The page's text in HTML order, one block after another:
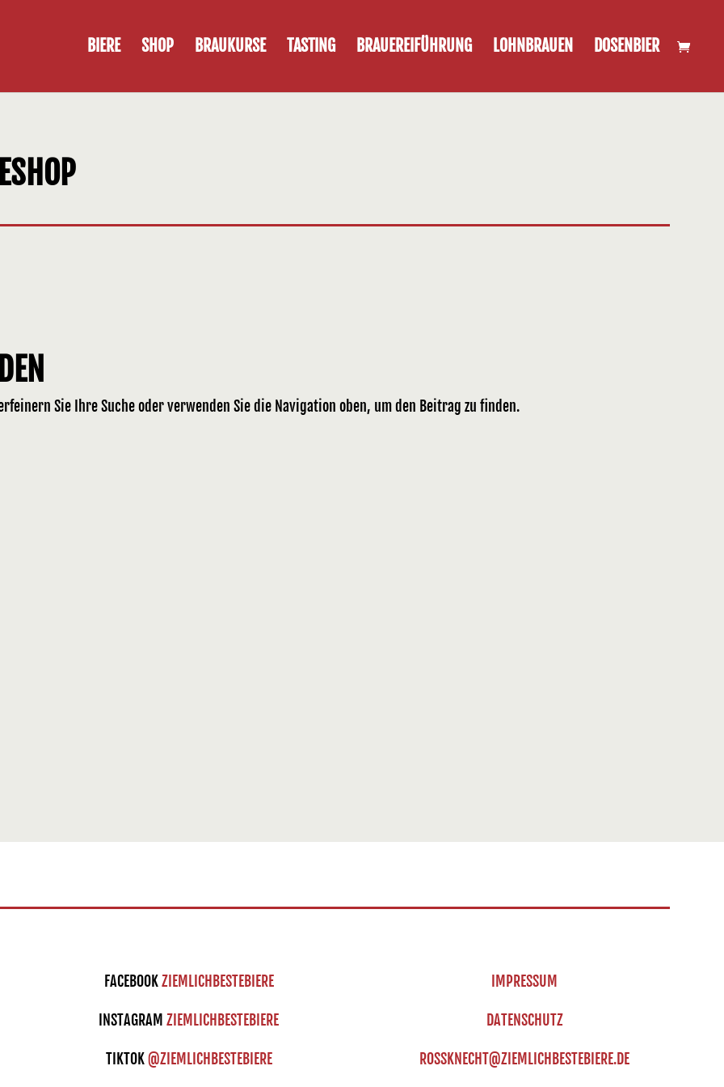
BIERE SHOP BRAUKURSE TASTING BRAUEREIFÜHRUNG LOHNBRAUEN DOSENBIER
Sie Ihre Suche oder verwenden Sie die Navigation oben, um den Beitrag zu finden.
FACEBOOKZIEMLICHBESTEBIERE
INSTAGRAMZIEMLICHBESTEBIERE
TIKTOK@ZIEMLICHBESTEBIERE
IMPRESSUM
DATENSCHUTZ
ROSSKNECHT@ZIEMLICHBESTEBIERE.DE